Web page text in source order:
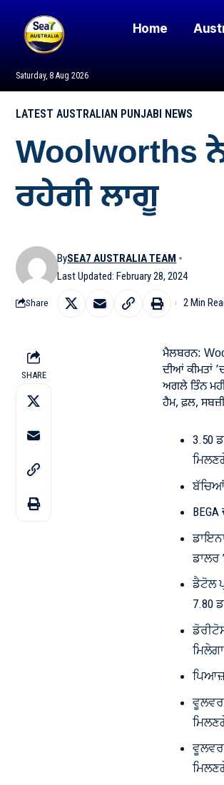
Saturday, 8 Aug 2026
Home
LATEST AUSTRALIAN PUNJABI NEWS
Woolworths
ਰਹੇਗੀ ਲਾਗੂ
Last Updated: February 28, 2024
BySEA7 AUSTRALIA TEAM
Share 2 Min
SHARE
ਮੈਲਬਰਨ:
ਦੀਆਂ ਕੀਮਤਾਂ
ਅਗਲੇ ਤਿੰਨ
ਹੈਮ, ਫ਼ਲ,
3.50
ਬੱਚਿਆਂ
ਡਾਲਰ
ਡੈਟੋਲ
7.80
ਮਿਲੇਗਾ
ਪਿਆਜ਼